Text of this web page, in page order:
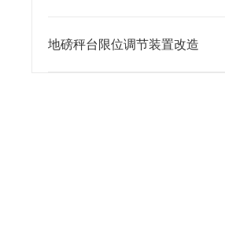
地磅秤台限位调节装置改造